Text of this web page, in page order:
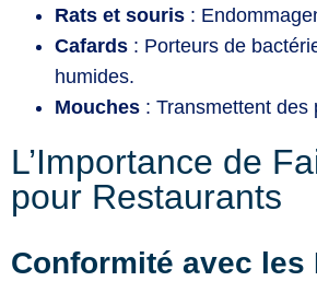
Rats et souris :
Cafards : Porteurs de
humides.
Mouches : Transmettent des
L’Importance de
pour Restaurants
Conformité avec les